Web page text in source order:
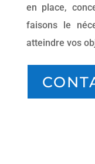
en place,
faisons le
atteindre vos